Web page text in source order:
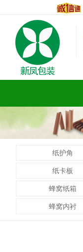
纸护角
纸卡板
蜂窝纸箱
蜂窝内衬